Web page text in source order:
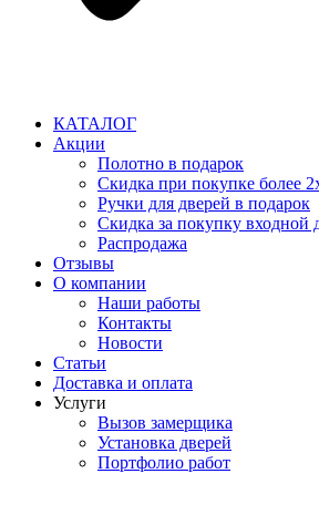
КАТАЛОГ
Акции
Полотно в подарок
Скидка при покупке более
Ручки для дверей в подарок
Скидка за покупку входной
Распродажа
Отзывы
О компании
Наши работы
Контакты
Новости
Статьи
Доставка и оплата
Услуги
Вызов замерщика
Установка дверей
Портфолио работ